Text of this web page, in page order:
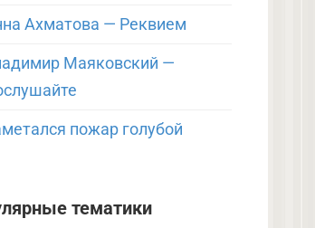
Ахматова — Реквием
Маяковский —
пожар голубой
тематики